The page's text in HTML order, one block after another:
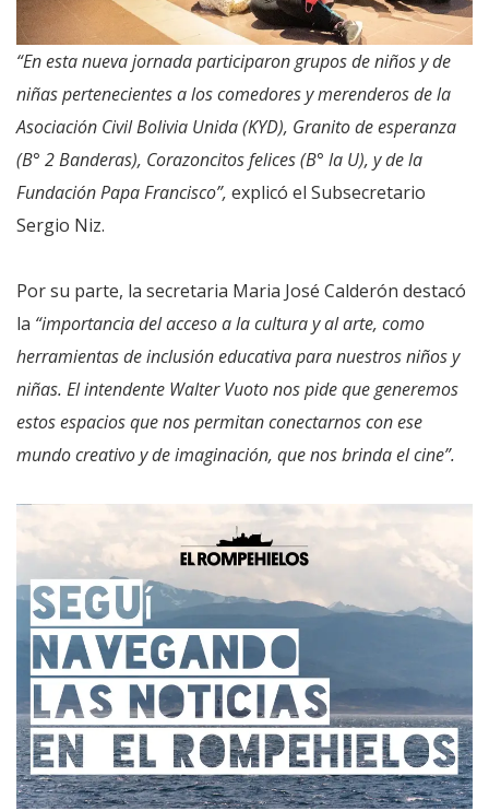
“En esta nueva jornada participaron grupos de niños y de
niñas pertenecientes a los comedores y merenderos de la
Asociación Civil Bolivia Unida (KYD), Granito de esperanza
(B° 2 Banderas), Corazoncitos felices (B° la U), y de la
Fundación Papa Francisco”, explicó el Subsecretario
Sergio Niz.
Por su parte, la secretaria Maria José Calderón destacó
la “importancia del acceso a la cultura y al arte, como
herramientas de inclusión educativa para nuestros niños y
niñas. El intendente Walter Vuoto nos pide que generemos
estos espacios que nos permitan conectarnos con ese
mundo creativo y de imaginación, que nos brinda el cine”.